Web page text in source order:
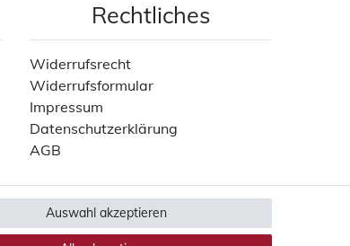
Rechtliches
Widerrufsrecht
Widerrufsformular
Impressum
Datenschutzerklärung
AGB
Auswahl akzeptieren